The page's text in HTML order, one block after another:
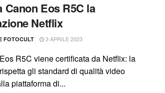
Canon Eos R5C la
Netflix
FOTOCULT 3 APRILE 2023
R5C viene certificata da Netflix: la
gli standard di qualità video
piattaforma di...